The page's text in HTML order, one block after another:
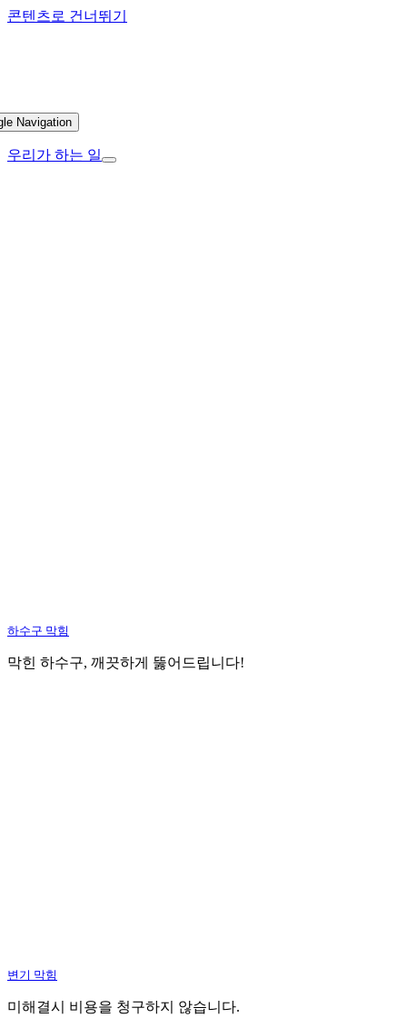
콘텐츠로 건너뛰기
Navigation
우리가 하는 일
하수구 막힘
막힌 하수구, 깨끗하게 뚫어드립니다!
변기 막힘
미해결시 비용을 청구하지 않습니다.